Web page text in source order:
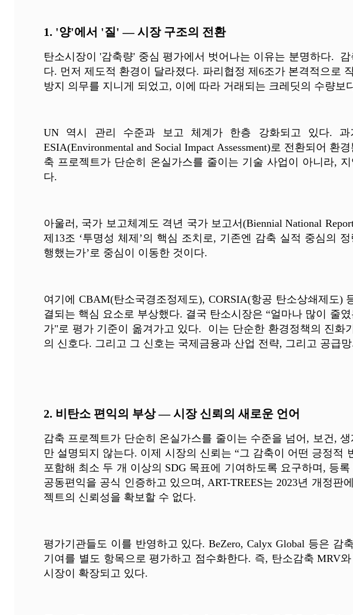
1. '양'에서 '질' — 시장 구조의 전환
탄소시장이 '감축량' 중심 평가에서 벗어나는 이유는 분명하다.
다. 먼저 제도적 환경이 달라졌다. 파리협정 제6조가 본격적으로
방지 의무를 지니게 되었고, 이에 따라 거래되는 크레딧의 수량
UN 역시 관리 수준과 보고 체계가 한층 강화되고 있다. 과
ESIA(Environmental and Social Impact Assessment)로 전환되어
축 프로젝트가 단순히 온실가스를 줄이는 기술 사업이 아니라,
다.
아울러, 국가 보고체계도 격년 국가 보고서(Biennial National
제13조 ‘투명성 체제’의 핵심 조치로, 기존엔 감축 실적 중심의
행했는가’로 중심이 이동한 것이다.
여기에 CBAM(탄소국경조정제도), CORSIA(항공 탄소상쇄제도)
결되는 핵심 요소로 부상했다. 결국 탄소시장은 “얼마나 많이 줄
가"로 평가 기준이 옮겨가고 있다. 이는 단순한 환경정책의 진
의 신호다. 그리고 그 신호는 국제금융과 산업 전략, 그리고 공급
2. 비탄소 편익의 부상 — 시장 신뢰의 새로운 언어
감축 프로젝트가 단순히 온실가스를 줄이는 수준을 넘어, 보건,
만 설명되지 않는다. 이제 시장의 신뢰는 “그 감축이 어떤 긍정적
포함해 최소 두 개 이상의 SDG 목표에 기여하도록 요구하며, 등
공동편익을 공식 인증하고 있으며, ART-TREES는 2023년 개정
젝트의 신뢰성을 확보할 수 없다.
평가기관들도 이를 반영하고 있다. BeZero, Calyx Global 등은
기여를 별도 항목으로 평가하고 점수화한다. 즉, 탄소감축 MRV
시장이 확장되고 있다.